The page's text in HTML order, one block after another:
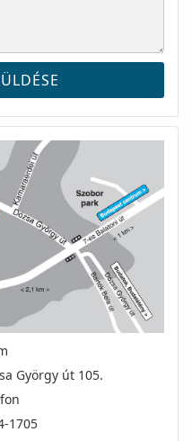
György út 105.
1705